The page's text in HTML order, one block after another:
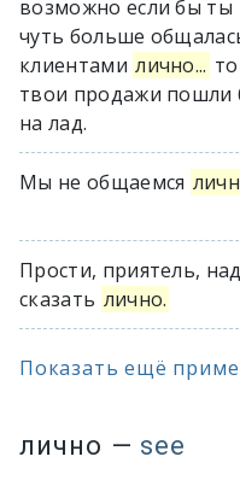
возможно если бы ты
чуть больше
клиентами лично... то
твои продажи пошли
на лад.
Мы не общаемся
Прости, приятель,
сказать лично.
Показать ещё
лично — see